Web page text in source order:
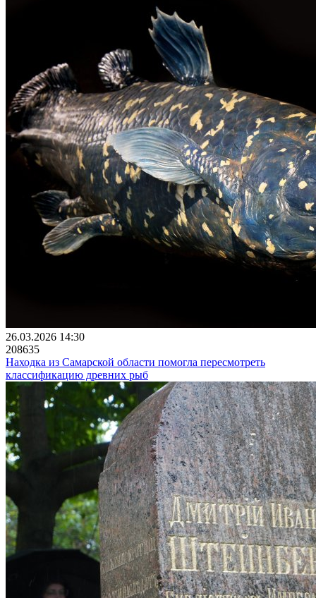
26.03.2026 14:30
208635
Находка из Самарской области помогла пересмотреть
классификацию древних рыб